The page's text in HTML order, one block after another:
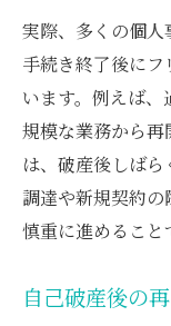
実際、多くの個
手続き終了後に
います。例えば
規模な業務から再
は、破産後しば
調達や新規契約
慎重に進めること
自己破産後の